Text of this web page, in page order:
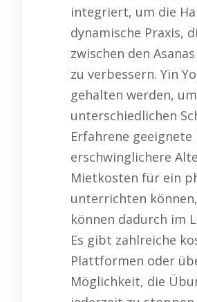
integriert, um die
dynamische Praxis,
zwischen den
zu verbessern. Yin
gehalten werden,
unterschiedlichen
Erfahrene
erschwinglichere
Mietkosten für ein
unterrichten
können dadurch im
Es gibt zahlreiche
Plattformen oder
Möglichkeit, die